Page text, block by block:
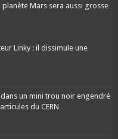
planète Mars sera aussi grosse
Linky : il dissimule une
un mini trou noir engendré
du CERN